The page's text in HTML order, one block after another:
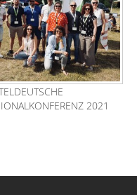
2021